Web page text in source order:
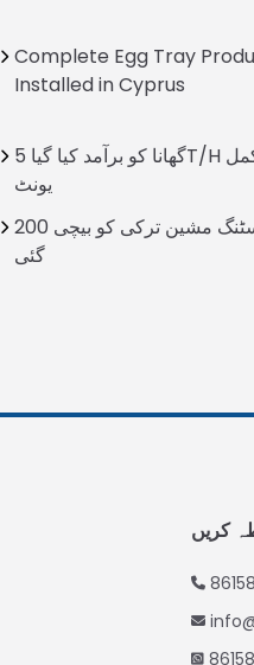
Complete Egg Tray
Installed in Cyprus
گھانا کو برآمد کیا گیا 5T/H مونگ پھلی کے چھلکے کا مکمل
یونٹ
200 کلوگرام فی گھنٹہ نٹس روسٹنگ مشین ترکی کو بیچی
گئی
کریں